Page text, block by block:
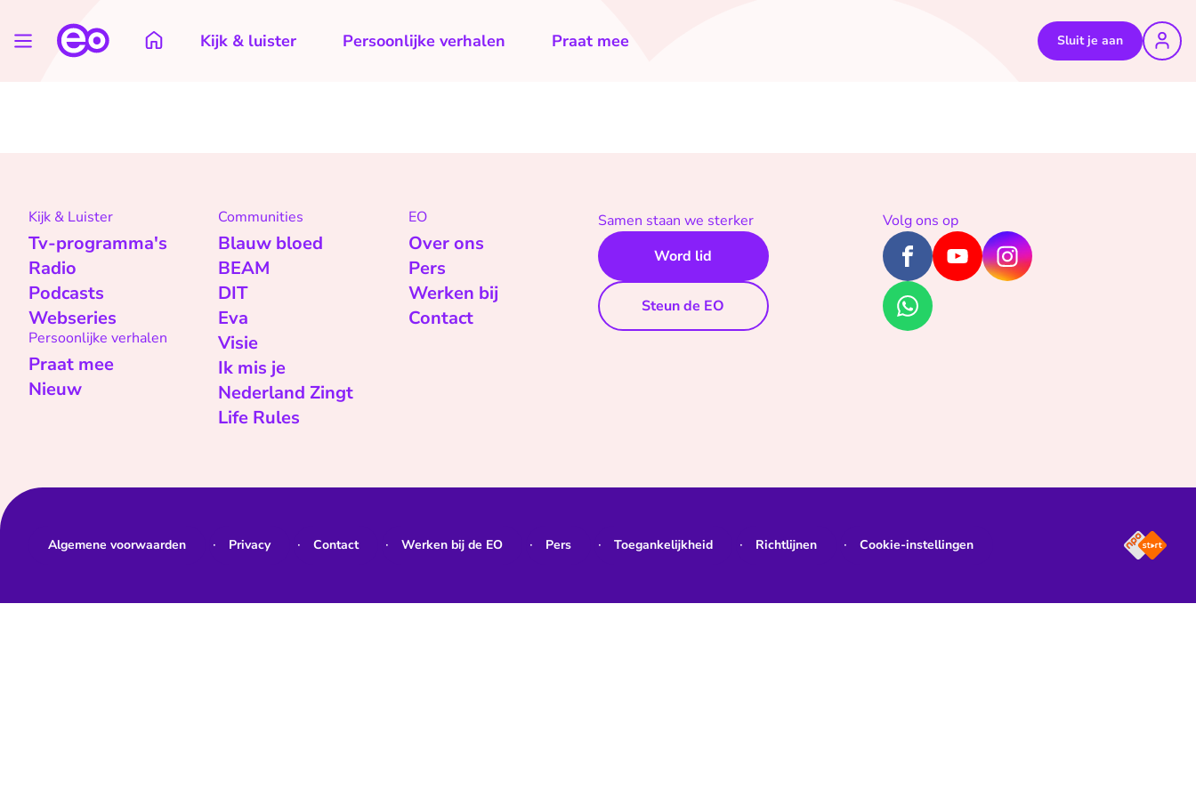
Kijk & luister Persoonlijke verhalen Praat mee Sluit je aan
Kijk & Luister
Tv-programma's
Radio
Podcasts
Webseries
Persoonlijke verhalen
Praat mee
Nieuw
Communities
Blauw bloed
BEAM
DIT
Eva
Visie
Ik mis je
Nederland Zingt
Life Rules
EO
Over ons
Pers
Werken bij
Contact
Samen staan we sterker
Word lid
Steun de EO
Volg ons op
Algemene voorwaarden Privacy Contact Werken bij de EO Pers Toegankelijkheid Richtlijnen Cookie-instellingen